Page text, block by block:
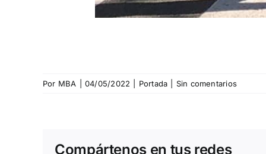
Por MBA 04/05/2022 Portada Sin comentarios
Compártenos en tus redes